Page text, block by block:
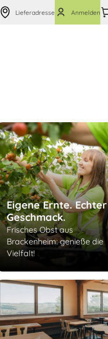
Lieferadresse Anmelden
Eigene Ernte. Echter
Geschmack.
Frisches Obst aus
Brackenheim: genieße die
Vielfalt!